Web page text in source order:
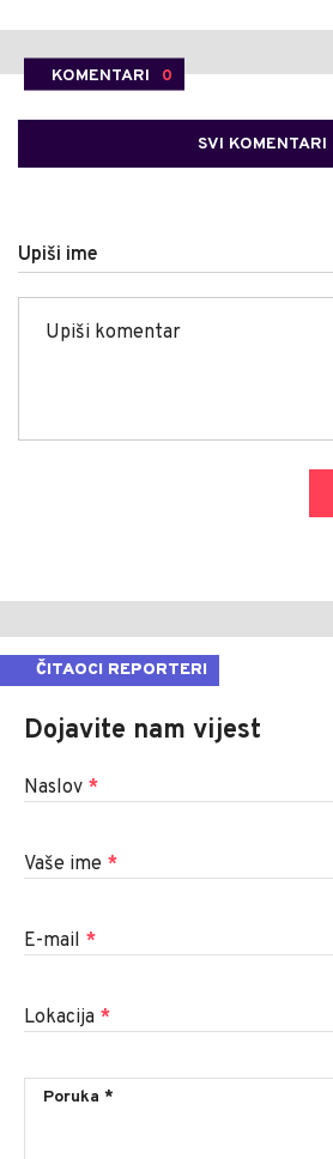
KOMENTARI 0
SVI KOMENTARI
Upiši ime
ČITAOCI REPORTERI
Dojavite nam vijest
Naslov *
Vaše ime *
E-mail *
Lokacija *